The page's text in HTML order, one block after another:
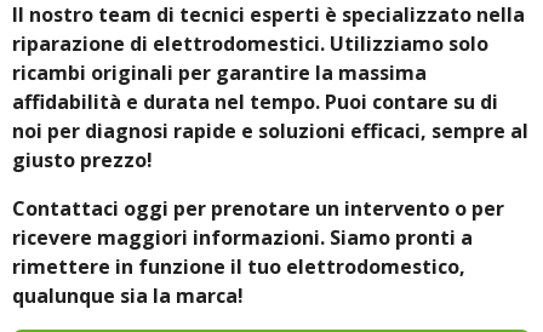
Il nostro team di tecnici esperti è specializzato nella
riparazione di elettrodomestici. Utilizziamo solo
ricambi originali per garantire la massima
affidabilità e durata nel tempo. Puoi contare su di
noi per diagnosi rapide e soluzioni efficaci, sempre al
giusto prezzo!
Contattaci oggi per prenotare un intervento o per
ricevere maggiori informazioni. Siamo pronti a
rimettere in funzione il tuo elettrodomestico,
qualunque sia la marca!